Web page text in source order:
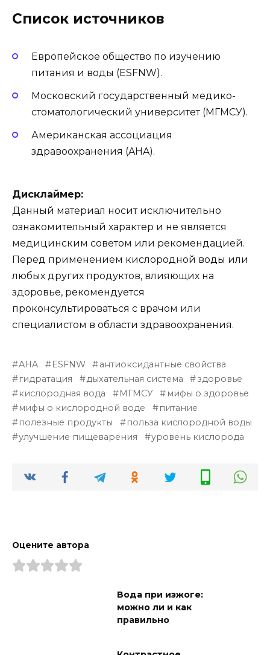
Список источников
Европейское общество по изучению
питания и воды (ESFNW).
Московский государственный медико-
стоматологический университет (МГМСУ).
Американская ассоциация
здравоохранения (AHA).
Дисклаймер:
Данный материал носит исключительно
ознакомительный характер и не является
медицинским советом или рекомендацией.
Перед применением кислородной воды или
любых других продуктов, влияющих на
здоровье, рекомендуется
проконсультироваться с врачом или
специалистом в области здравоохранения.
AHA ESFNW
антиоксидантные свойства
гидратация
дыхательная система
здоровье
кислородная вода
МГМСУ
мифы о здоровье
мифы о кислородной воде
питание
полезные продукты
польза кислородной воды
улучшение пищеварения
уровень кислорода
Оцените автора
Вода при изжоге:
можно ли и как
правильно